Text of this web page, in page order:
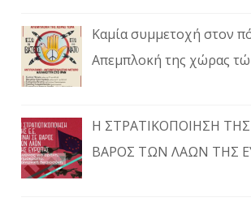
Καμία συμμετοχή στον
Απεμπλοκή της χώρας
Η ΣΤΡΑΤΙΚΟΠΟΙΗΣΗ ΤΗΣ
ΒΑΡΟΣ ΤΩΝ ΛΑΩΝ ΤΗΣ